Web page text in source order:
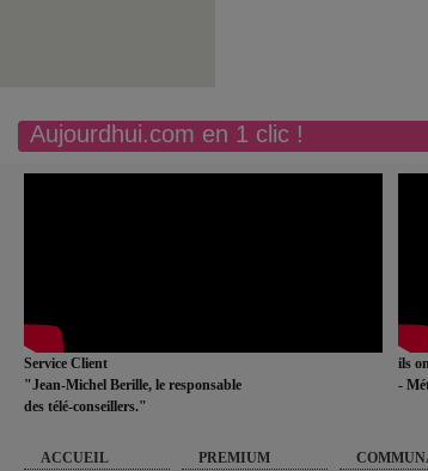
Aujourdhui.com en 1 clic !
Service Client
"Jean-Michel Berille, le responsable
des télé-conseillers."
ils
-
ACCUEIL PREMIUM